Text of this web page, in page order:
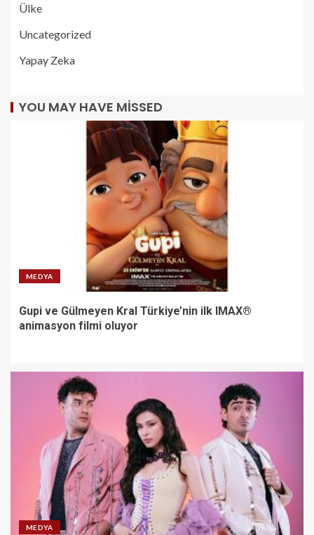
Ülke
Uncategorized
Yapay Zeka
YOU MAY HAVE MISSED
MEDYA
Gupi ve Gülmeyen Kral Türkiye’nin ilk IMAX®
animasyon filmi oluyor
MEDYA